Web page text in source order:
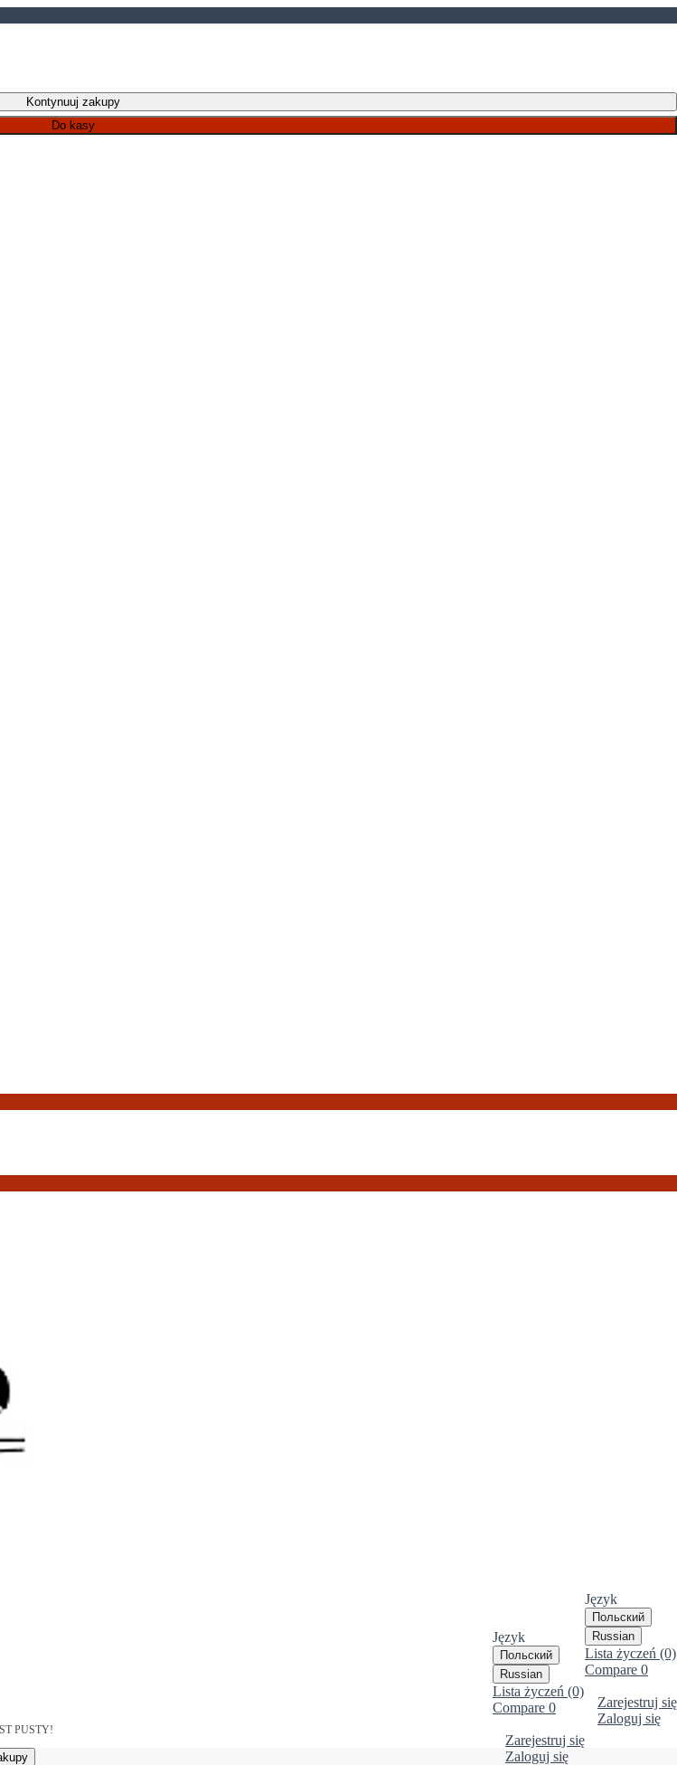
Kontynuuj zakupy
Do kasy
Język
Польский
Russian
Lista życzeń (0)
Compare 0
Zarejestruj się
Zaloguj się
Język
Польский
Russian
Lista życzeń (0)
Compare 0
Zarejestruj się
Zaloguj się
PUSTY!